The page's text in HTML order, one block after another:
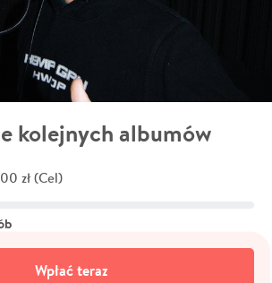
kolejnych albumów
zł (Cel)
Wpłać teraz